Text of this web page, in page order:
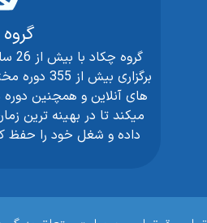
های آنلاین و همچنین
میکند تا در بهینه ترین
داده و شغل خود را حفظ